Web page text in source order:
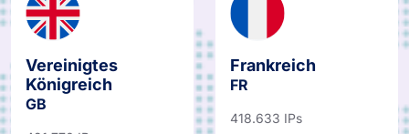
Vereinigtes
Königreich
GB
Frankreich
FR
418.633 IPs